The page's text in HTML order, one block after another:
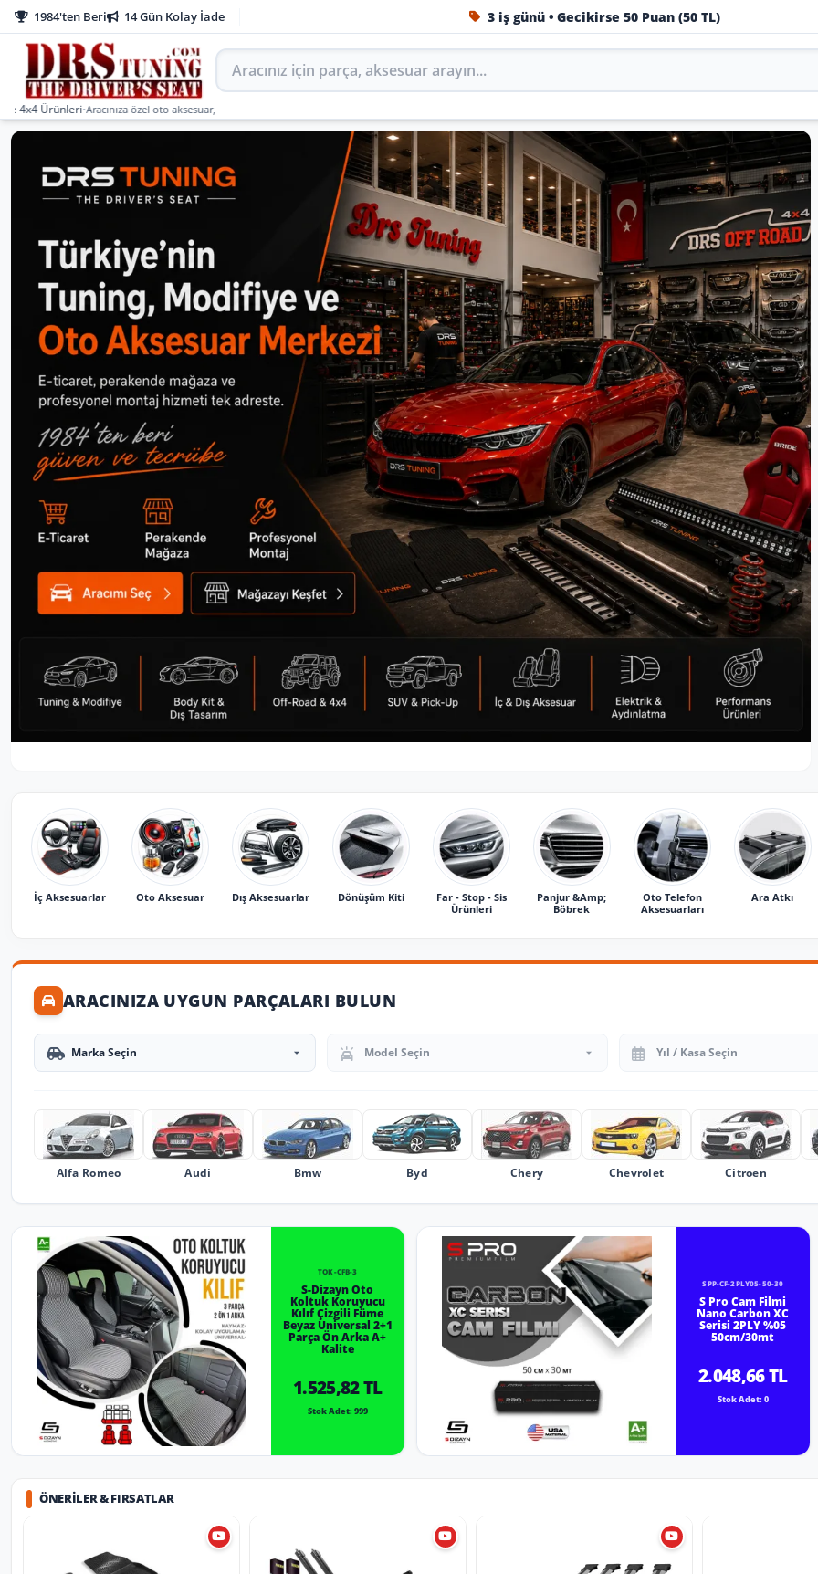
1984'ten Beri 14 Gün Kolay İade
3 iş günü • Gecikirse 50 Puan (50 TL)
1984'ten beri Türkiye’nin en büyük oto aksesuar ve tuning
Aracınız için parça arayın
•Aracınıza özel oto aksesuar, body kit, tuning, SUV, pickup ve off-road ürünlerini DRS Tuning’de marka, model ve yıla göre keşfedin.
İç Aksesuarlar Oto Aksesuar Dış Aksesuarlar Dönüşüm Kiti
Far - Stop - Sis
Ürünleri
Panjur &Amp;
Böbrek
Oto Telefon
Aksesuarları
Ara Atkı
ARACINIZA UYGUN PARÇALARI BULUN
Marka Seçin Model Seçin Yıl Seçin
Alfa Romeo Audi Bmw Byd Chery Chevrolet Citroen
TOK-CFB-3
S-Dizayn Oto
Koltuk Koruyucu
Kılıf Çizgili Füme
Beyaz Universal 2+1
Parça Ön Arka A+
Kalite
1.525,82 TL
Stok Adet: 999
SPP-CF-2PLY05-50-30
S Pro Cam Filmi
Nano Carbon XC
Serisi 2PLY %05
50cm/30mt
2.048,66 TL
Stok Adet: 0
ÖNERILER & FIRSATLAR